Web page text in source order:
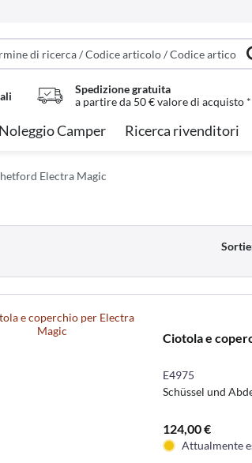
Spedizione gratuita
a partire da 50 € valore di acquisto *
Noleggio Camper Ricerca rivenditori
Electra Magic
Ciotola e
E4975
Schüssel und
124,00 €
Attualmente